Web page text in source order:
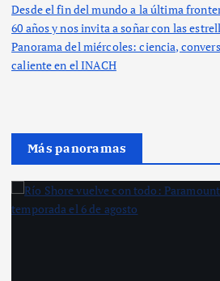
Desde el fin del mundo a la última
60 años y nos invita a soñar con las
Panorama del miércoles: ciencia,
caliente en el INACH
Más panoramas